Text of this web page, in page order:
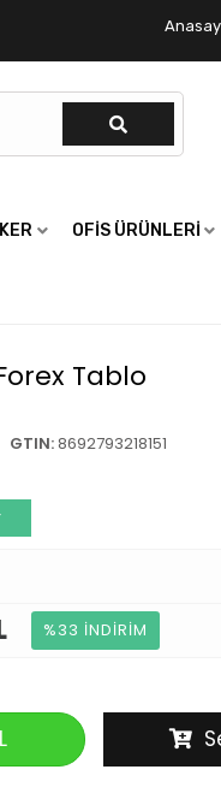
OFIS ÜRÜNLERI
Tablo
GTIN:8692793218151
%33 İNDİRİM